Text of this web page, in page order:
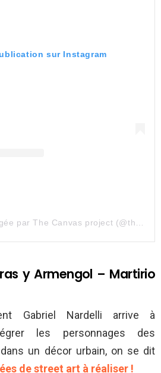
sur Instagram
y Armengol – Martirio
Gabriel Nardelli arrive à
les personnages des
un décor urbain, on se dit
de street art à réaliser !